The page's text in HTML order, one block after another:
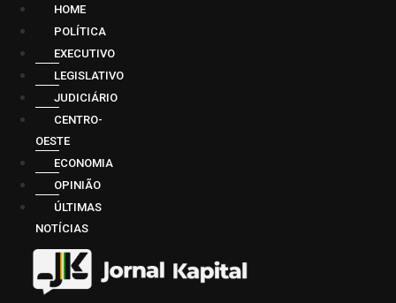
HOME
POLÍTICA
EXECUTIVO
LEGISLATIVO
JUDICIÁRIO
CENTRO-
OESTE
ECONOMIA
OPINIÃO
ÚLTIMAS
NOTÍCIAS